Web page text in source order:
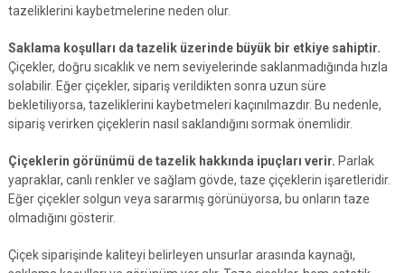
tazeliklerini kaybetmelerine neden olur.
Saklama koşulları da tazelik üzerinde büyük bir etkiye sahiptir.
Çiçekler, doğru sıcaklık ve nem seviyelerinde saklanmadığında hızla
solabilir. Eğer çiçekler, sipariş verildikten sonra uzun süre
bekletiliyorsa, tazeliklerini kaybetmeleri kaçınılmazdır. Bu nedenle,
sipariş verirken çiçeklerin nasıl saklandığını sormak önemlidir.
Çiçeklerin görünümü de tazelik hakkında ipuçları verir. Parlak
yapraklar, canlı renkler ve sağlam gövde, taze çiçeklerin işaretleridir.
Eğer çiçekler solgun veya sararmış görünüyorsa, bu onların taze
olmadığını gösterir.
Çiçek siparişinde kaliteyi belirleyen unsurlar arasında kaynağı,